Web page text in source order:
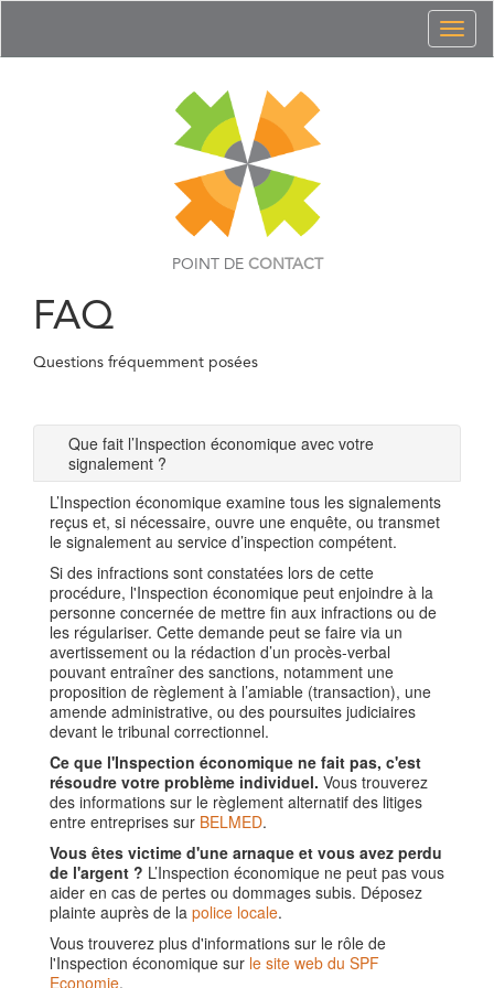
POINT DE CONTACT
FAQ
Questions fréquemment posées
Que fait l’Inspection économique avec votre
signalement ?
L’Inspection économique examine tous les signalements
reçus et, si nécessaire, ouvre une enquête, ou transmet
le signalement au service d’inspection compétent.
Si des infractions sont constatées lors de cette
procédure, l'Inspection économique peut enjoindre à la
personne concernée de mettre fin aux infractions ou de
les régulariser. Cette demande peut se faire via un
avertissement ou la rédaction d’un procès-verbal
pouvant entraîner des sanctions, notamment une
proposition de règlement à l’amiable (transaction), une
amende administrative, ou des poursuites judiciaires
devant le tribunal correctionnel.
Ce que l'Inspection économique ne fait pas, c'est
résoudre votre problème individuel. Vous trouverez
des informations sur le règlement alternatif des litiges
entre entreprises sur BELMED.
Vous êtes victime d'une arnaque et vous avez perdu
de l'argent ? L’Inspection économique ne peut pas vous
aider en cas de pertes ou dommages subis. Déposez
plainte auprès de la police locale.
Vous trouverez plus d'informations sur le rôle de
l'Inspection économique sur le site web du SPF
Economie.